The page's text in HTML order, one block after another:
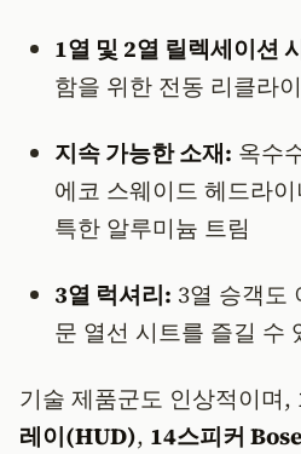
1열 및 2열 릴렉세이션
함을 위한 전동 리클라
지속 가능한 소재: 옥수
에코 스웨이드 헤드라
특한 알루미늄 트림
3열 럭셔리: 3열 승객도
문 열선 시트를 즐길 수
기술 제품군도 인상적이며,
레이(HUD), 14스피커